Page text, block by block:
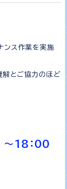
ンス作業を実施
解とご協力のほど
～18：00